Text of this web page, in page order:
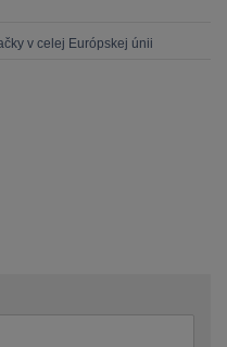
v celej Európskej únii